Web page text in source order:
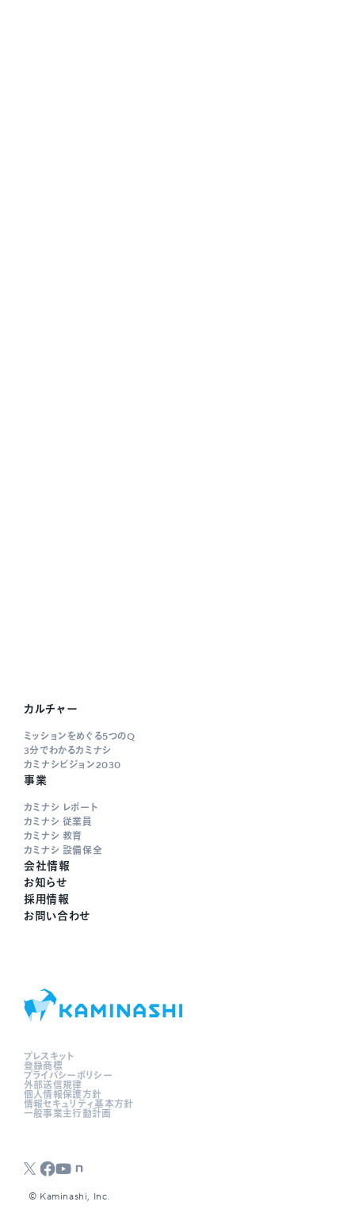
カルチャー
ミッションをめぐる5つのQ
3分でわかるカミナシ
カミナシビジョン2030
事業
カミナシ レポート
カミナシ 従業員
カミナシ 教育
カミナシ 設備保全
会社情報
お知らせ
採用情報
お問い合わせ
プレスキット
登録商標
プライバシーポリシー
外部送信規律
個人情報保護方針
情報セキュリティ基本方針
一般事業主行動計画
©︎ Kaminashi, Inc.